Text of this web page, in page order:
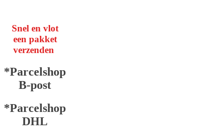
Snel en vlot
een pakket
verzenden
*Parcelshop
B-post
*Parcelshop
DHL